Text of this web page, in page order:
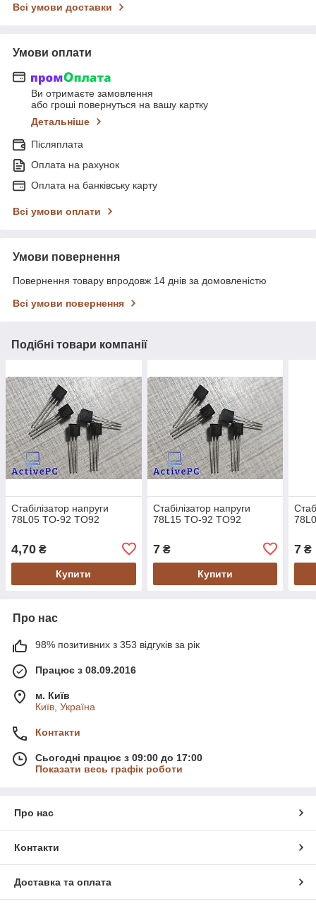
Всі умови доставки
Умови оплати
Ви отримаєте замовлення
або гроші повернуться на вашу картку
Детальніше
Післяплата
Оплата на рахунок
Оплата на банківську карту
Всі умови оплати
Умови повернення
Повернення товару впродовж 14 днів за домовленістю
Всі умови повернення
Подібні товари компанії
Стабілізатор напруги
78L05 TO-92 TO92
4,70 ₴
Купити
Стабілізатор напруги
78L15 TO-92 TO92
7₴
Купити
7 ₴
Про нас
98% позитивних з 353 відгуків за рік
Працює з 08.09.2016
м. Київ
Київ, Україна
Контакти
Сьогодні працює з 09:00 до 17:00
Показати весь графік роботи
Про нас
Контакти
Доставка та оплата